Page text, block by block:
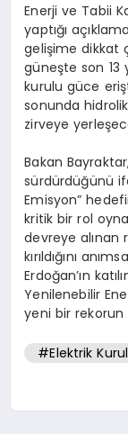
Enerji ve Tabii
yaptığı
gelişime dikkat
güneşte son 13
kurulu güce
sonunda
zirveye
Bakan
sürdürdüğünü
Emisyon”
kritik bir rol
devreye alınan
kırıldığını
Erdoğan’ın
Yenilenebilir
yeni bir
#Elektrik